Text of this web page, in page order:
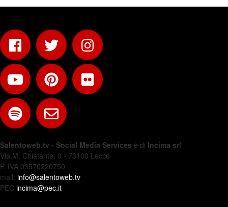
Salentoweb.tv - Social Media Services è di Incima srl
Via M. Chiatante, 9 - 73100 Lecce
P. IVA 03570220750
mail: info@salentoweb.tv
PEC incima@pec.it